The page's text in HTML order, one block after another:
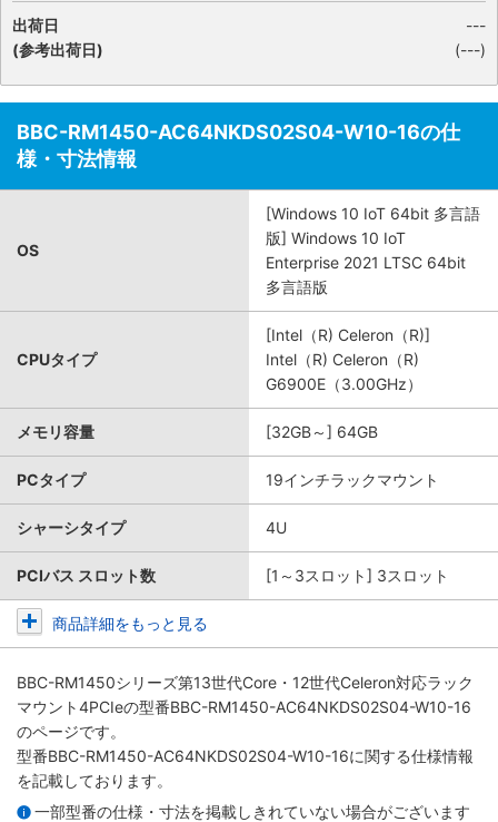
出荷日
(参考出荷日)
---
(---)
BBC-RM1450-AC64NKDS02S04-W10-16の仕
様・寸法情報
OS
[Windows 10 IoT 64bit 多言語
版] Windows 10 IoT
Enterprise 2021 LTSC 64bit
多言語版
CPUタイプ
[Intel（R) Celeron（R)]
Intel（R) Celeron（R)
G6900E（3.00GHz）
メモリ容量 [32GB～] 64GB
PCタイプ 19インチラックマウント
シャーシタイプ 4U
PCIバス スロット数 [1～3スロット] 3スロット
商品詳細をもっと見る
BBC-RM1450シリーズ第13世代Core・12世代Celeron対応ラック
マウント4PCIeの型番BBC-RM1450-AC64NKDS02S04-W10-16
のページです。
型番BBC-RM1450-AC64NKDS02S04-W10-16に関する仕様情報
を記載しております。
一部型番の仕様・寸法を掲載しきれていない場合がございます